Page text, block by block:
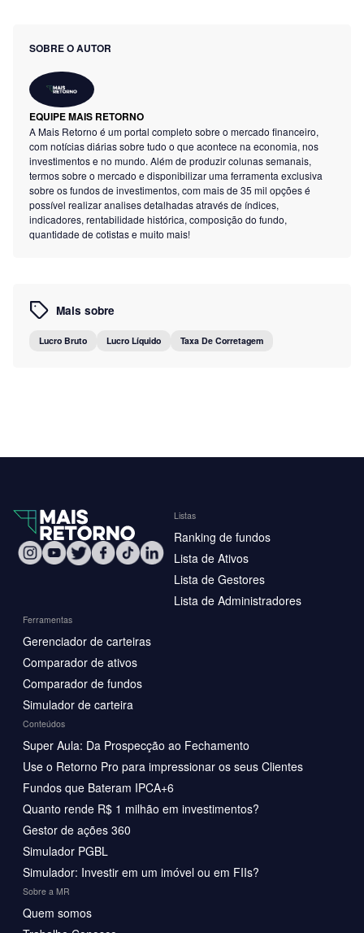
SOBRE O AUTOR
EQUIPE MAIS RETORNO
A Mais Retorno é um portal completo sobre o mercado financeiro,
com notícias diárias sobre tudo o que acontece na economia, nos
investimentos e no mundo. Além de produzir colunas semanais,
termos sobre o mercado e disponibilizar uma ferramenta exclusiva
sobre os fundos de investimentos, com mais de 35 mil opções é
possível realizar analises detalhadas através de índices,
indicadores, rentabilidade histórica, composição do fundo,
quantidade de cotistas e muito mais!
Mais sobre
Lucro Bruto Lucro Líquido Taxa De Corretagem
Listas
Ranking de fundos
Lista de Ativos
Lista de Gestores
Lista de Administradores
Ferramentas
Gerenciador de carteiras
Comparador de ativos
Comparador de fundos
Simulador de carteira
Conteúdos
Super Aula: Da Prospecção ao Fechamento
Use o Retorno Pro para impressionar os seus Clientes
Fundos que Bateram IPCA+6
Quanto rende R$ 1 milhão em investimentos?
Gestor de ações 360
Simulador PGBL
Simulador: Investir em um imóvel ou em FIIs?
Sobre a MR
Quem somos